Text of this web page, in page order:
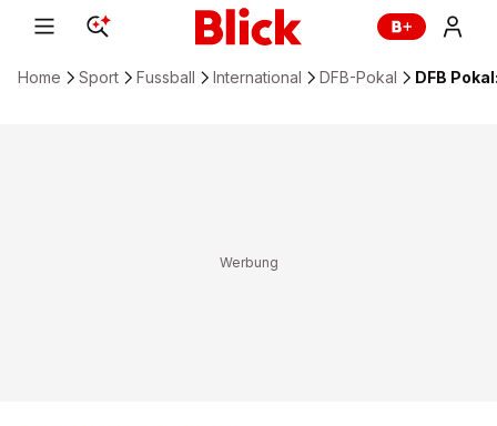
Home Sport Fussball International DFB-Pokal DFB